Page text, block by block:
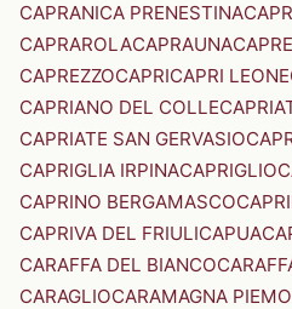
CAPRANICA PRENESTINA
CAPRAROLACAPRAUNA
CAPREZZOCAPRICAPRI LEONE
CAPRIANO DEL COLLE
CAPRIATE SAN GERVASIO
CAPRIGLIA IRPINACAPRIGLIO
CAPRINO BERGAMASCO
CAPRIVA DEL FRIULICAPUA
CARAFFA DEL BIANCO
CARAGLIOCARAMAGNA